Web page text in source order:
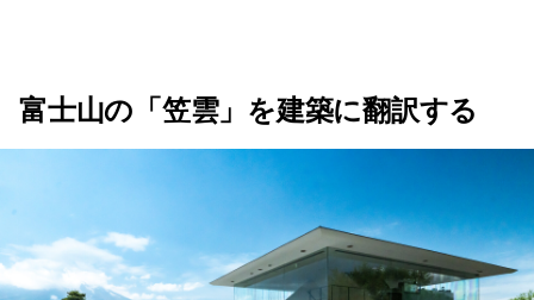
富士山の「笠雲」を建築に翻訳する